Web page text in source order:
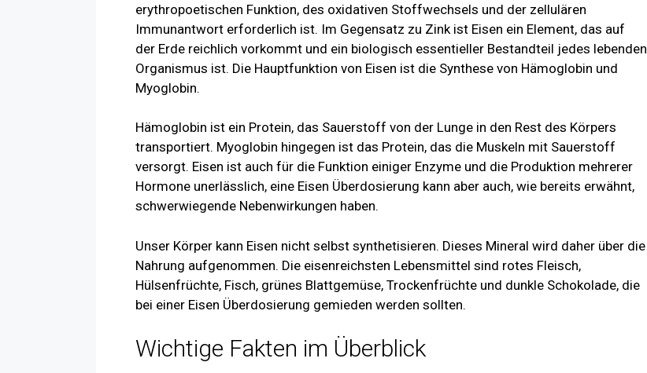
erythropoetischen Funktion, des oxidativen Stoffwechsels und der zellulären
Immunantwort erforderlich ist. Im Gegensatz zu Zink ist Eisen ein Element, das auf
der Erde reichlich vorkommt und ein biologisch essentieller Bestandteil jedes lebenden
Organismus ist. Die Hauptfunktion von Eisen ist die Synthese von Hämoglobin und
Myoglobin.
Hämoglobin ist ein Protein, das Sauerstoff von der Lunge in den Rest des Körpers
transportiert. Myoglobin hingegen ist das Protein, das die Muskeln mit Sauerstoff
versorgt. Eisen ist auch für die Funktion einiger Enzyme und die Produktion mehrerer
Hormone unerlässlich, eine Eisen Überdosierung kann aber auch, wie bereits erwähnt,
schwerwiegende Nebenwirkungen haben.
Unser Körper kann Eisen nicht selbst synthetisieren. Dieses Mineral wird daher über die
Nahrung aufgenommen. Die eisenreichsten Lebensmittel sind rotes Fleisch,
Hülsenfrüchte, Fisch, grünes Blattgemüse, Trockenfrüchte und dunkle Schokolade, die
bei einer Eisen Überdosierung gemieden werden sollten.
Wichtige Fakten im Überblick